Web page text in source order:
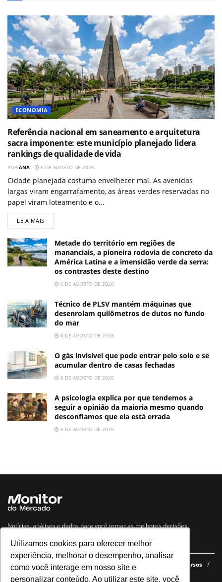
Utilizamos cookies para oferecer melhor
experiência, melhorar o desempenho, analisar
como você interage em nosso site e
personalizar conteúdo. Ao utilizar este site, você
ECONOMIA
Referência nacional em saneamento e arquitetura
sacra imponente: este município planejado lidera
rankings de qualidade de vida
POR ANA 6 DE AGOSTO DE 2026
Cidade planejada costuma envelhecer mal. As avenidas
largas viram engarrafamento, as áreas verdes reservadas no
papel viram loteamento e o...
LEIA MAIS
Metade do território em regiões de
mananciais, a pioneira rodovia de concreto da
América Latina e a imensidão verde da serra:
os contrastes deste destino
6 DE AGOSTO DE 2026
Técnico de PLSV mantém máquinas que
desenrolam quilômetros de dutos no fundo
do mar
6 DE AGOSTO DE 2026
O gás invisível que pode entrar pelo solo e se
acumular dentro de casas fechadas
6 DE AGOSTO DE 2026
A psicologia explica por que tendemos a
seguir a opinião da maioria mesmo quando
desconfiamos que ela está errada
6 DE AGOSTO DE 2026
Notícias, análises e dados para você tomar as melhores decisões.
Navegue no site
Últimas notícias Quem somos E-books gratuitos
Cursos
Política de privacidade